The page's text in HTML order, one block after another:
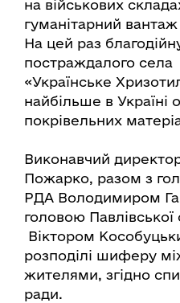
на військових
гуманітарний
На цей раз
постраждалого села
«Українське
найбільше в Україні
покрівельних
Виконавчий
Пожарко, разом з
РДА Володимиром
головою Павлівської
Віктором
розподілі шиферу
жителями, згідно
ради.